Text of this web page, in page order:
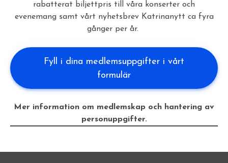
rabatterat biljettpris till våra konserter och
evenemang samt vårt nyhetsbrev Katrinanytt ca fyra
gånger per år.
Fyll i dina medlemsuppgifter i vårt
formulär
Mer information om medlemskap och hantering av
personuppgifter.